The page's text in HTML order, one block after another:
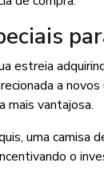
estreia
a
mais vantajosa.
uma camisa
o